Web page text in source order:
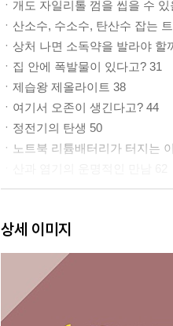
ㆍ개도 자일리톨 껌을 씹을 수
ㆍ산소수, 수소수, 탄산수 잡는
ㆍ상처 나면 소독약을 발라야 할
ㆍ집 안에 폭발물이 있다고? 31
ㆍ제습왕 제올라이트 38
ㆍ여기서 오존이 생긴다고? 44
ㆍ정전기의 탄생 50
ㆍ노트북 리튬배터리가 터지는
ㆍ락스, 알면 무섭다고? 68
ㆍ배수구의 기적 73
ㆍ당신의 자외선 차단제는? 77
ㆍ먹는 콜라겐, 효과 있을까? 84
상세 이미지